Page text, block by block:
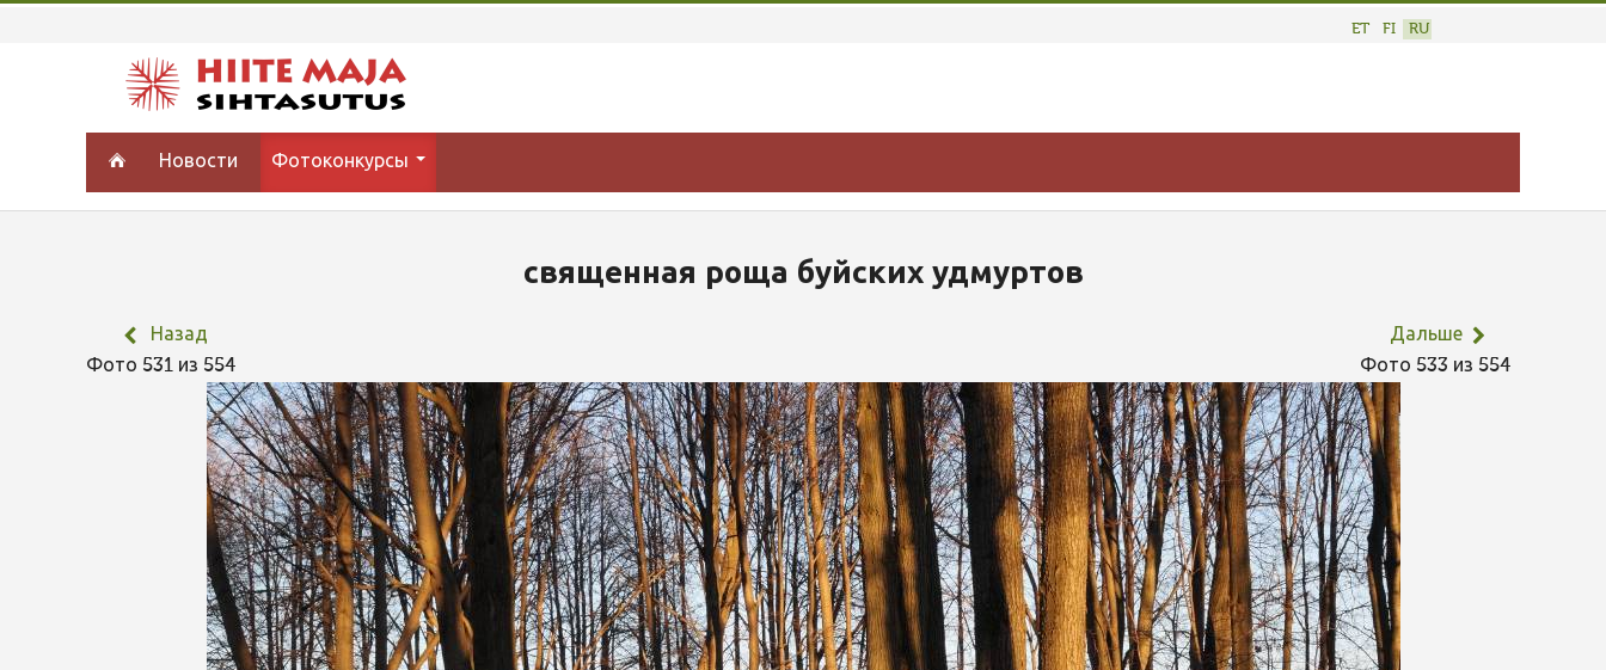
ET FI RU
Новости Фотоконкурсы
священная роща буйских удмуртов
Назад
Фото 531 из 554
Дальше
Фото 533 из 554